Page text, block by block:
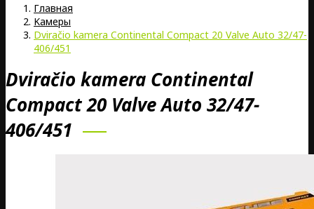
Главная
Kамеры
Dviračio kamera Continental Compact 20 Valve Auto 32/47-
406/451
Dviračio kamera Continental
Compact 20 Valve Auto 32/47-
406/451